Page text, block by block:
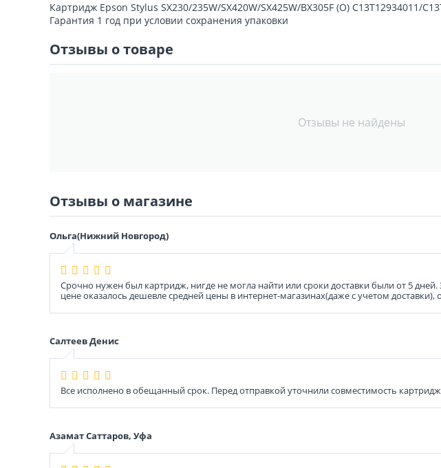
Картридж Epson Stylus SX230/235W/SX420W/SX425W/BX305F (O) C13T12934011/
Гарантия 1 год при условии сохранения упаковки
Отзывы о товаре
Отзывы не найдены
Отзывы о магазине
Ольга(Нижний Новгород)
Срочно нужен был картридж, нигде не могла найти или сроки доставки были от 5
цене оказалось дешевле средней цены в интернет-магазинах(даже с учетом
Салтеев Денис
Все исполнено в обещанный срок. Перед отправкой уточнили совместимость
Азамат Саттаров, Уфа